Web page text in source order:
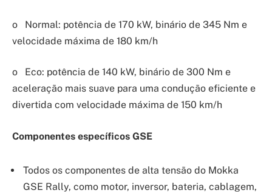
o Normal: potência de 170 kW, binário de 345 Nm e
velocidade máxima de 180 km/h
o Eco: potência de 140 kW, binário de 300 Nm e
aceleração mais suave para uma condução eficiente e
divertida com velocidade máxima de 150 km/h
Componentes específicos GSE
Todos os componentes de alta tensão do Mokka
GSE Rally, como motor, inversor, bateria, cablagem,